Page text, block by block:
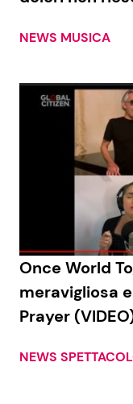
NEWS MUSICA
Once World
meravigliosa
Prayer
NEWS